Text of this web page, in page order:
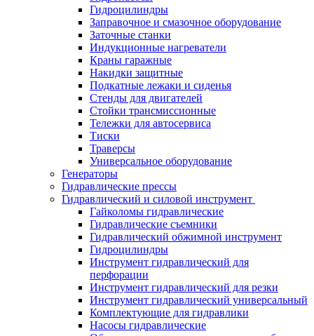
Гидроцилиндры
Заправочное и смазочное оборудование
Заточные станки
Индукционные нагреватели
Краны гаражные
Накидки защитные
Подкатные лежаки и сиденья
Стенды для двигателей
Стойки трансмиссионные
Тележки для автосервиса
Тиски
Траверсы
Универсальное оборудование
Генераторы
Гидравлические прессы
Гидравлический и силовой инструмент
Гайколомы гидравлические
Гидравлические съемники
Гидравлический обжимной инструмент
Гидроцилиндры
Инструмент гидравлический для
перфорации
Инструмент гидравлический для резки
Инструмент гидравлический универсальный
Комплектующие для гидравлики
Насосы гидравлические